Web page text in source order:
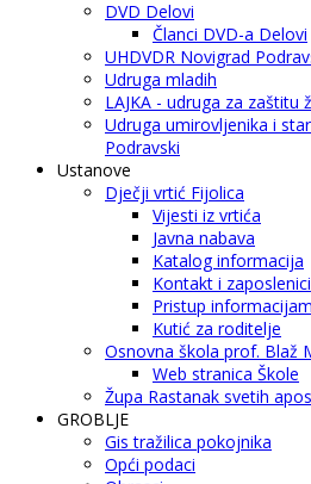
DVD Delovi
Članci DVD-a Delovi
UHDVDR Novigrad
Udruga mladih
LAJKA - udruga za zaštitu
Udruga umirovljenika i
Podravski
Ustanove
Dječji vrtić Fijolica
Vijesti iz vrtića
Javna nabava
Katalog informacija
Kontakt i zaposlenici
Pristup
Kutić za roditelje
Osnovna škola prof. Blaž
Web stranica Škole
Župa Rastanak svetih
GROBLJE
Gis tražilica pokojnika
Opći podaci